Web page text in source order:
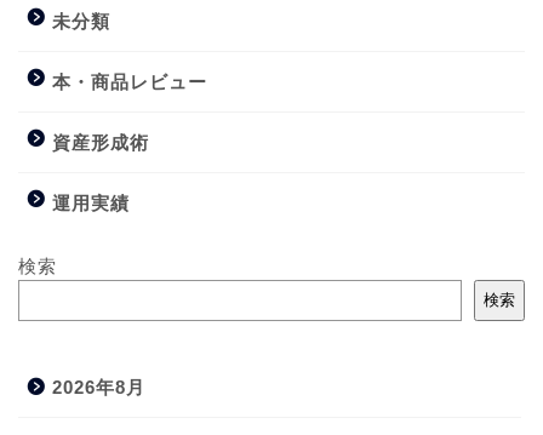
未分類
本・商品レビュー
資産形成術
運用実績
検索
検索
2026年8月